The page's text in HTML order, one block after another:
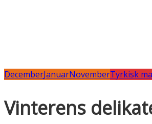
DecemberJanuarNovemberTyrkisk
Vinterens